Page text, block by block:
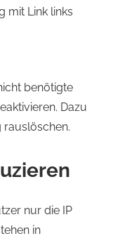
mit Link links
benötigte
Dazu
rauslöschen.
nur die IP
in